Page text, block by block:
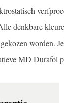
denkbare
worden.
MD Durafol